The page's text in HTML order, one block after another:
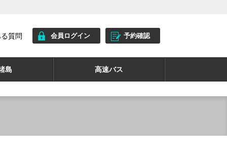
質問 会員ログイン 予約確認
島 高速バス